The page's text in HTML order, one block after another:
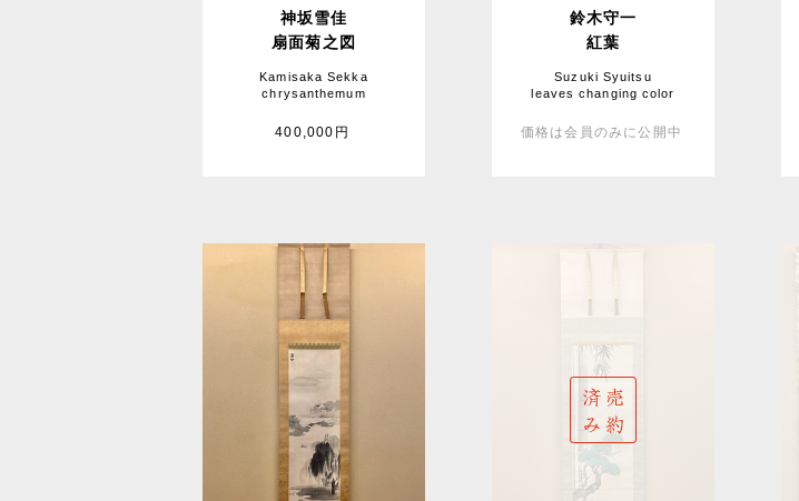
神坂雪佳
扇面菊之図
Kamisaka Sekka
chrysanthemum
400,000円
鈴木守一
紅葉
Suzuki Syuitsu
leaves changing color
価格は会員のみに公開中